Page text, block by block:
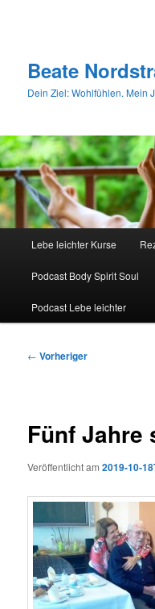
Beate
Dein Ziel: Wohlfühlen. Mein
Lebe leichter Kurse
Podcast Body Spirit Soul
Podcast Lebe leichter
Beitragsnavigation
← Vorheriger
Fünf Jahre
Veröffentlicht am2019-10-